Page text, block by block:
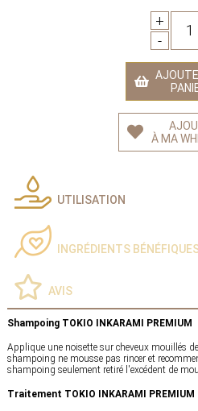
+
-
1
À MA
UTILISATION
INGRÉDIENTS
AVIS
Shampoing TOKIO INKARAMI PREMIUM
Applique une noisette sur cheveux mouillés
shampoing ne mousse pas rincer et
shampoing seulement retiré l'excédent de
Traitement TOKIO INKARAMI PREMIUM